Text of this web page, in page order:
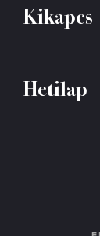
Kikapcs
Hetilap